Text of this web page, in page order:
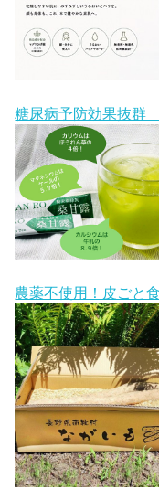
糖尿病予防効果抜群
農薬不使用！皮ごと